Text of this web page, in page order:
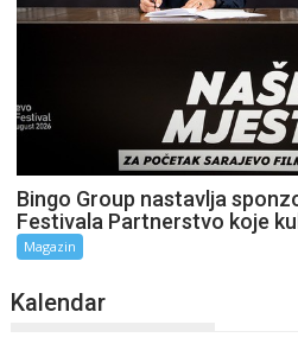
Bingo Group nastavlja
Festivala Partnerstvo koje
Magazin
Kalendar